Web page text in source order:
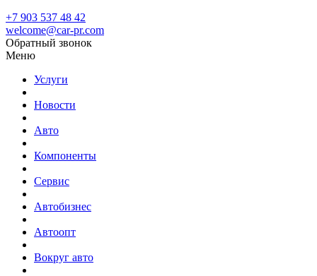
+7 903 537 48 42
welcome@car-pr.com
Обратный звонок
Меню
Услуги
Новости
Авто
Компоненты
Сервис
Автобизнес
Автоопт
Вокруг авто